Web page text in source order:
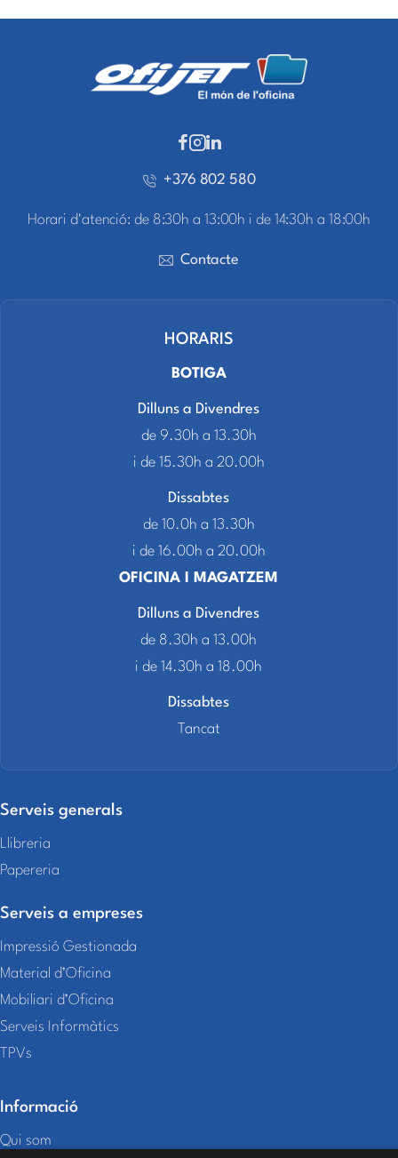
+376 802 580
Horari d'atenció: de 8:30h a 13:00h i de 14:30h a 18:00h
Contacte
HORARIS
BOTIGA
Dilluns a Divendres
de 9.30h a 13.30h
i de 15.30h a 20.00h
Dissabtes
de 10.0h a 13.30h
i de 16.00h a 20.00h
OFICINA I MAGATZEM
Dilluns a Divendres
de 8.30h a 13.00h
i de 14.30h a 18.00h
Dissabtes
Tancat
Serveis generals
Llibreria
Papereria
Serveis a empreses
Impressió Gestionada
Material d’Oficina
Mobiliari d’Oficina
Serveis Informàtics
TPVs
Informació
Qui som